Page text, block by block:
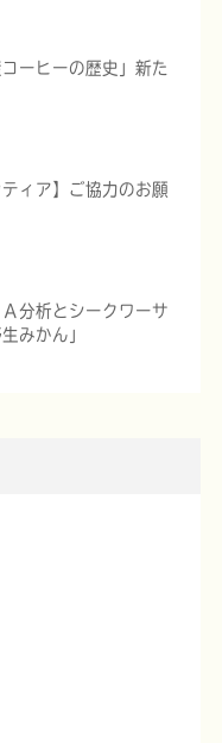
ーヒーの歴史」新た
ィア】ご協力のお願
分析とシークワーサ
みかん」